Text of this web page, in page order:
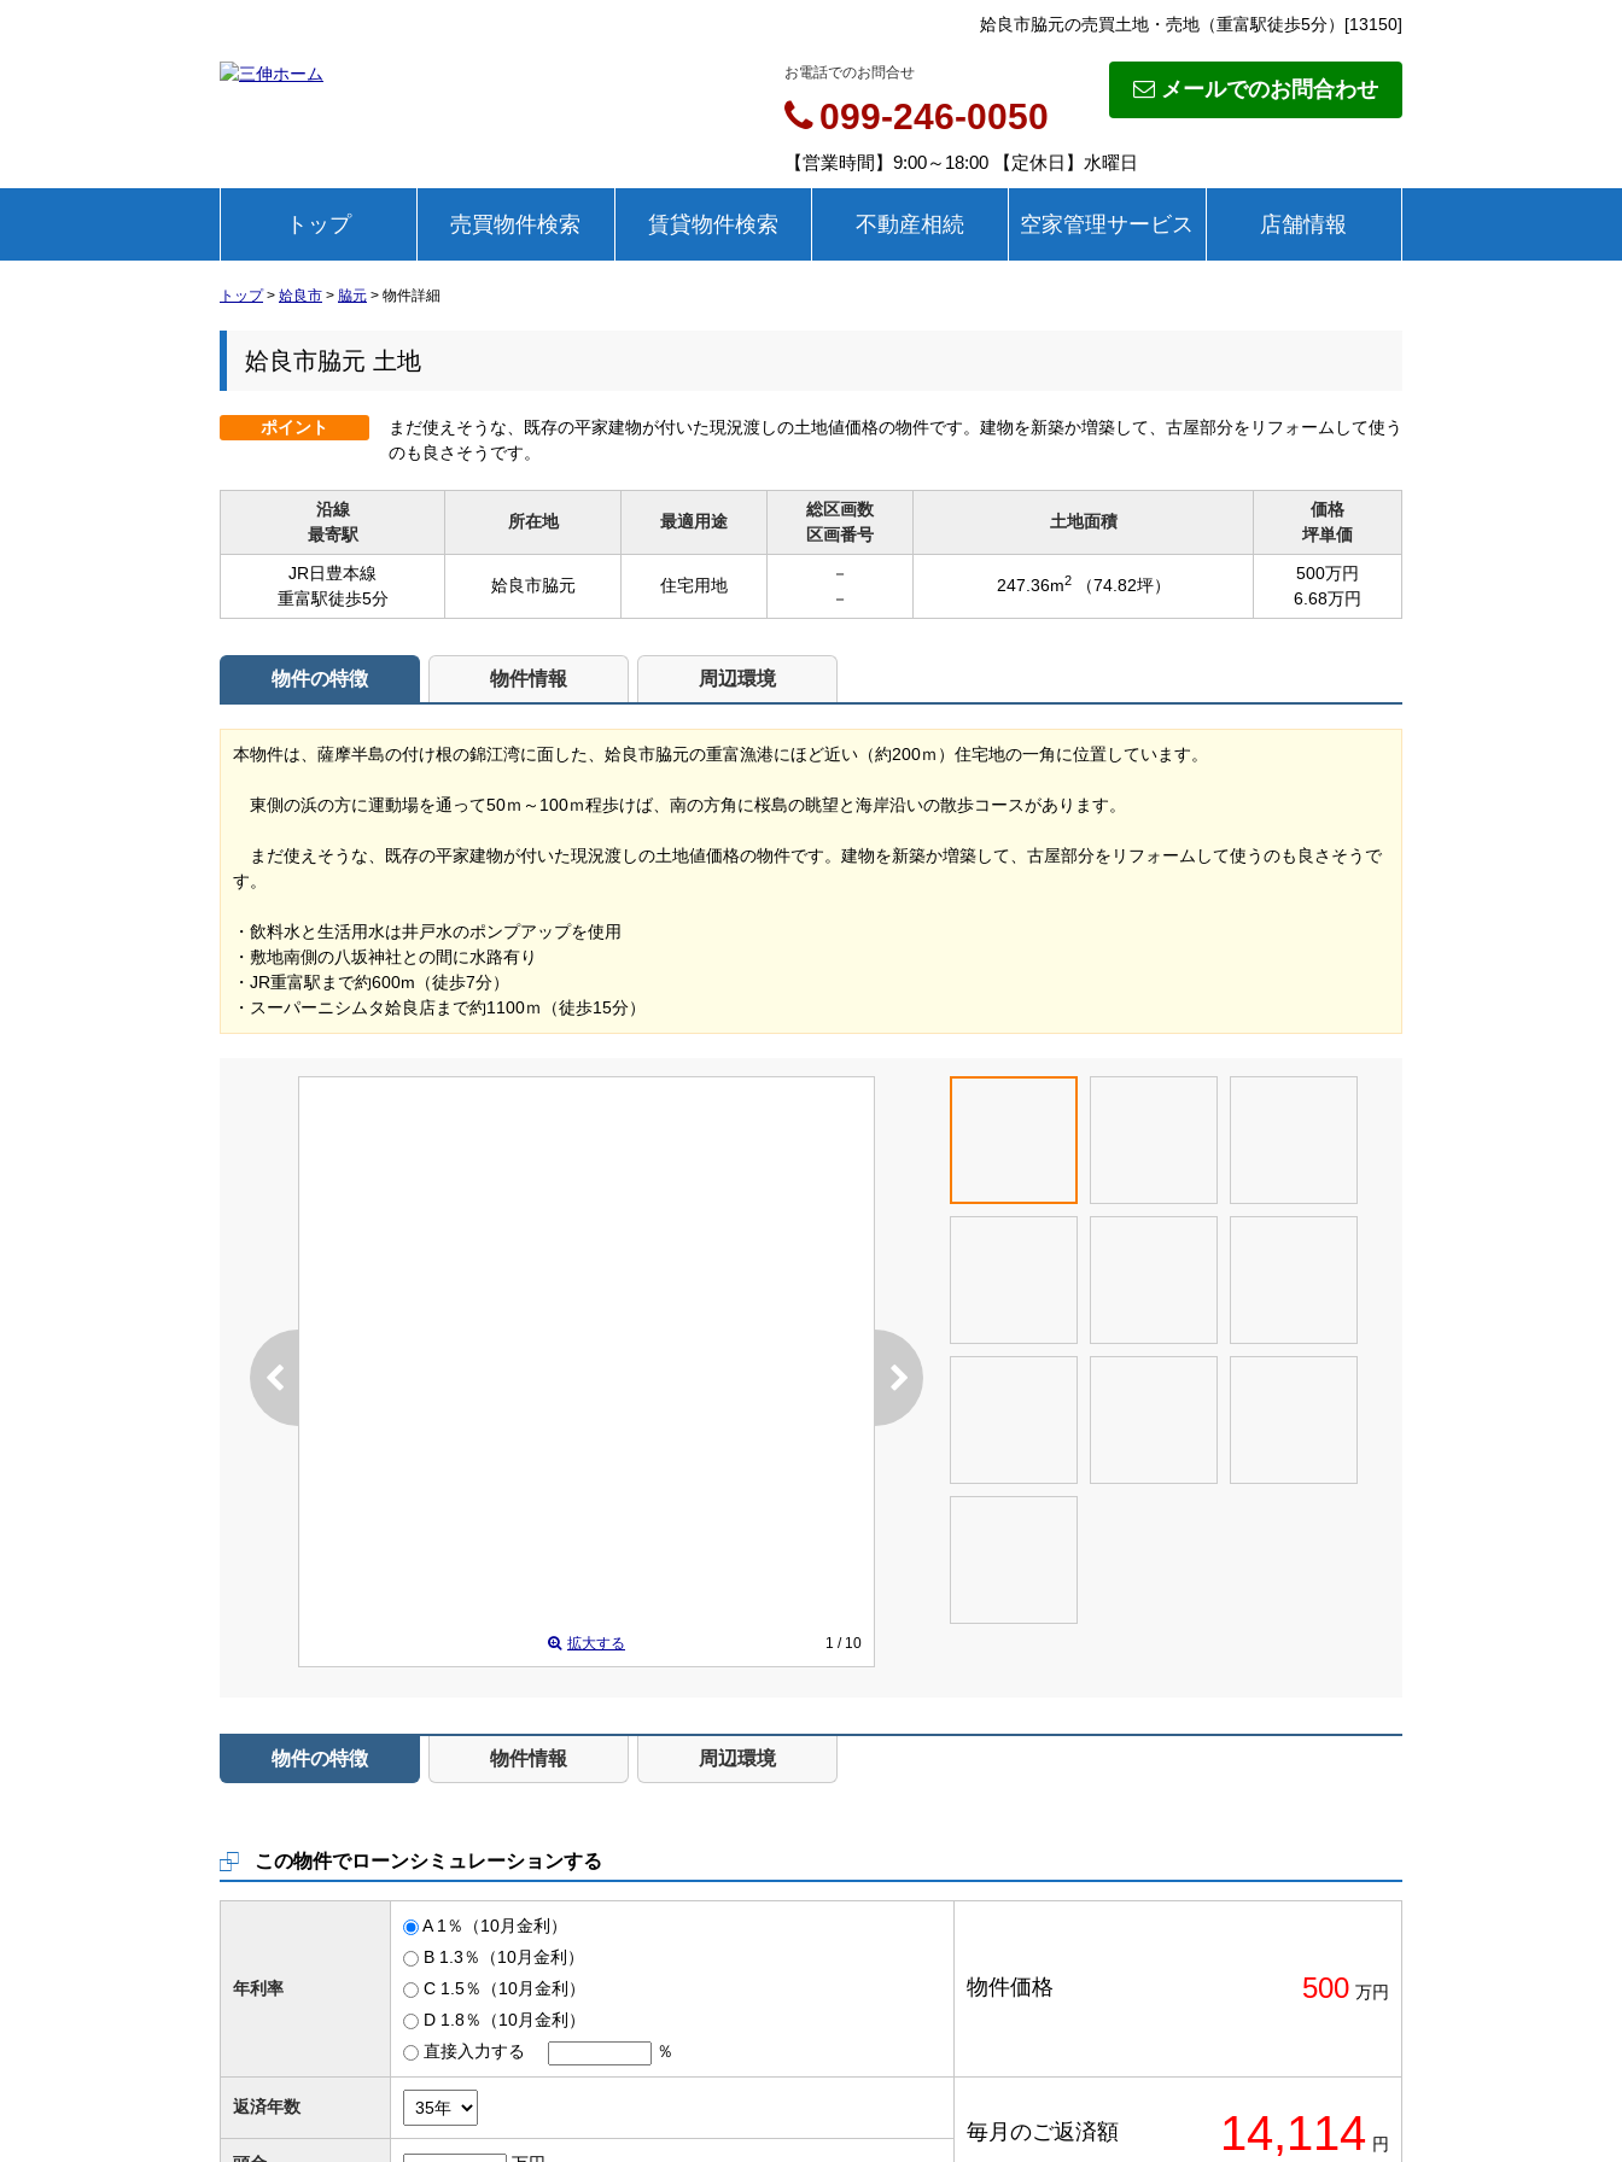
姶良市脇元の売買土地・売地（重富駅徒歩5分）[13150]
メールでのお問合わせ
お電話でのお問合せ
099-246-0050
【営業時間】9:00～18:00 【定休日】水曜日
トップ 売買物件検索 賃貸物件検索 不動産相続 空家管理サービス 店舗情報
トップ> 姶良市 > 脇元 > 物件詳細
姶良市脇元 土地
ポイント
まだ使えそうな、既存の平家建物が付いた現況渡しの土地値価格の物件です。建物を新築か増築して、古屋部分をリフォームして使う
のも良さそうです。
沿線
最寄駅
所在地 最適用途
総区画数
区画番号
土地面積
価格
坪単価
JR日豊本線
重富駅徒歩5分
姶良市脇元 住宅用地
－
－
247.36m2 （74.82坪）
500万円
6.68万円
物件の特徴 物件情報 周辺環境
本物件は、薩摩半島の付け根の錦江湾に面した、姶良市脇元の重富漁港にほど近い（約200ｍ）住宅地の一角に位置しています。
東側の浜の方に運動場を通って50ｍ～100ｍ程歩けば、南の方角に桜島の眺望と海岸沿いの散歩コースがあります。
まだ使えそうな、既存の平家建物が付いた現況渡しの土地値価格の物件です。建物を新築か増築して、古屋部分をリフォームして使うのも良さそうで
す。
・飲料水と生活用水は井戸水のポンプアップを使用
・敷地南側の八坂神社との間に水路有り
・JR重富駅まで約600m（徒歩7分）
・スーパーニシムタ姶良店まで約1100ｍ（徒歩15分）
拡大する 1 / 10
物件の特徴 物件情報 周辺環境
この物件でローンシミュレーションする
年利率
A 1％（10月金利）
B 1.3％（10月金利）
C 1.5％（10月金利）
D 1.8％（10月金利）
直接入力する
％
物件価格 500 万円
返済年数
毎月のご返済額 14,114 円